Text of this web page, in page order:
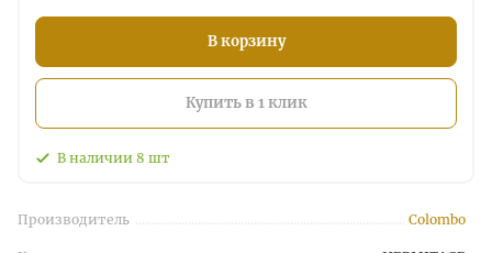
В корзину
Купить в 1 клик
В наличии 8 шт
Производитель Colombo